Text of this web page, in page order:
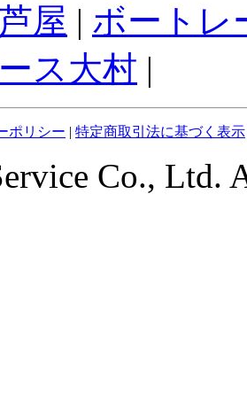
屋 | ボートレ
ス大村 |
ポリシー | 特定商取引法に基づく表示
Co., Ltd.